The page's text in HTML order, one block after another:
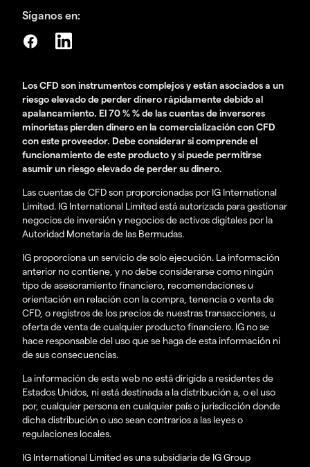
Síganos en:
Los CFD son instrumentos complejos y están asociados a un
riesgo elevado de perder dinero rápidamente debido al
apalancamiento. El 70 % % de las cuentas de inversores
minoristas pierden dinero en la comercialización con CFD
con este proveedor. Debe considerar si comprende el
funcionamiento de este producto y si puede permitirse
asumir un riesgo elevado de perder su dinero.
Las cuentas de CFD son proporcionadas por IG International
Limited. IG International Limited está autorizada para gestionar
negocios de inversión y negocios de activos digitales por la
Autoridad Monetaria de las Bermudas.
IG proporciona un servicio de solo ejecución. La información
anterior no contiene, y no debe considerarse como ningún
tipo de asesoramiento financiero, recomendaciones u
orientación en relación con la compra, tenencia o venta de
CFD, o registros de los precios de nuestras transacciones, u
oferta de venta de cualquier producto financiero. IG no se
hace responsable del uso que se haga de esta información ni
de sus consecuencias.
La información de esta web no está dirigida a residentes de
Estados Unidos, ni está destinada a la distribución a, o el uso
por, cualquier persona en cualquier país o jurisdicción donde
dicha distribución o uso sean contrarios a las leyes o
regulaciones locales.
IG International Limited es una subsidiaria de IG Group